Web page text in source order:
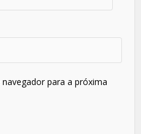
para a próxima